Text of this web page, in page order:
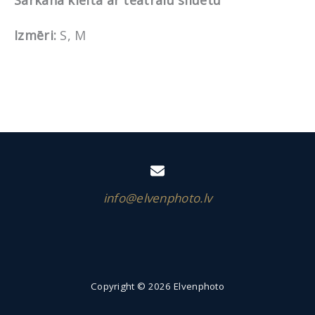
Izmēri: S, M
info@elvenphoto.lv
Copyright © 2026 Elvenphoto